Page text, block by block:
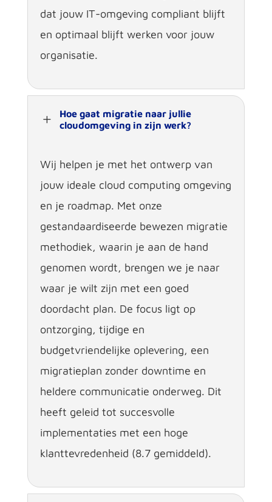
dat jouw IT-omgeving compliant blijft
en optimaal blijft werken voor jouw
organisatie.
L
Hoe gaat migratie naar jullie
cloudomgeving in zijn werk?
Wij helpen je met het ontwerp van
jouw ideale cloud computing omgeving
en je roadmap. Met onze
gestandaardiseerde bewezen migratie
methodiek, waarin je aan de hand
genomen wordt, brengen we je naar
waar je wilt zijn met een goed
doordacht plan. De focus ligt op
ontzorging, tijdige en
budgetvriendelijke oplevering, een
migratieplan zonder downtime en
heldere communicatie onderweg. Dit
heeft geleid tot succesvolle
implementaties met een hoge
klanttevredenheid (8.7 gemiddeld).